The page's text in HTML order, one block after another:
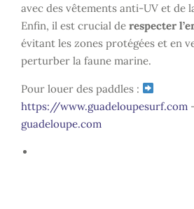
avec des vêtements anti-UV et de
Enfin, il est crucial de respecter
évitant les zones protégées et en
perturber la faune marine.
Pour louer des paddles :
https://www.guadeloupesurf.com
guadeloupe.com